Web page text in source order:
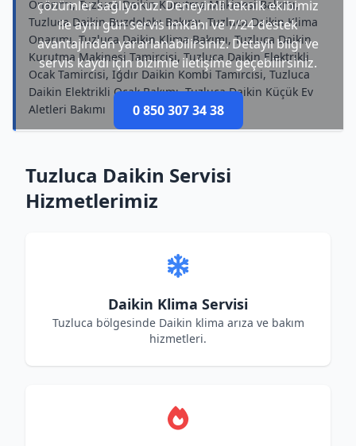
çözümler sağlıyoruz. Deneyimli teknik ekibimiz
ile aynı gün servis imkânı ve 7/24 destek
avantajından yararlanabilirsiniz. Detaylı bilgi ve
servis kaydı için bizimle iletişime geçebilirsiniz.
0 850 307 34 38
Onarımı, Tuzluca Daikin Kurutma Makinesi Bakımı,
Tuzluca Daikin Buzdolabı Bakımı, Tuzluca Daikin Klima
Onarımı, Tuzluca Daikin Klima Bakımı, Tuzluca Daikin
Kurutma Makinesi Tamircisi, Tuzluca Daikin Elektrikli
Ocak Tamircisi, Iğdır Daikin Kombi Tamircisi, Tuzluca
Daikin Elektrikli Ocak Bakımı, Tuzluca Daikin Küçük Ev
Aletleri Bakımı
Tuzluca Daikin Servisi
Hizmetlerimiz
Daikin Klima Servisi
Tuzluca bölgesinde Daikin klima arıza ve bakım
hizmetleri.